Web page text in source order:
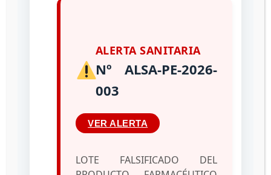
ALERTA SANITARIA
Nº ALSA-PE-2026-
003
VER ALERTA
LOTE FALSIFICADO DEL